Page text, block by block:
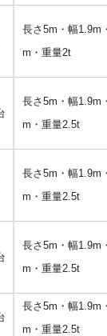
長さ5m・幅1.9m
m・重量2t
長さ5m・幅1.9m
m・重量2.5t
長さ5m・幅1.9m
m・重量2.5t
長さ5m・幅1.9m
m・重量2.5t
長さ5m・幅1.9m
m・重量2.5t